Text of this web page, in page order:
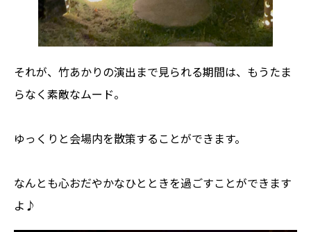
それが、竹あかりの演出まで見られる期間は、もうたま
らなく素敵なムード。
ゆっくりと会場内を散策することができます。
なんとも心おだやかなひとときを過ごすことができます
よ♪